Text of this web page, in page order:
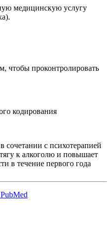
медицинскую услугу
чтобы проконтролировать
кодирования
сочетании с психотерапией
к алкоголю и повышает
в течение первого года